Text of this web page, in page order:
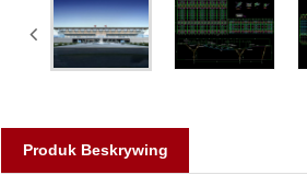
Produk Beskrywing